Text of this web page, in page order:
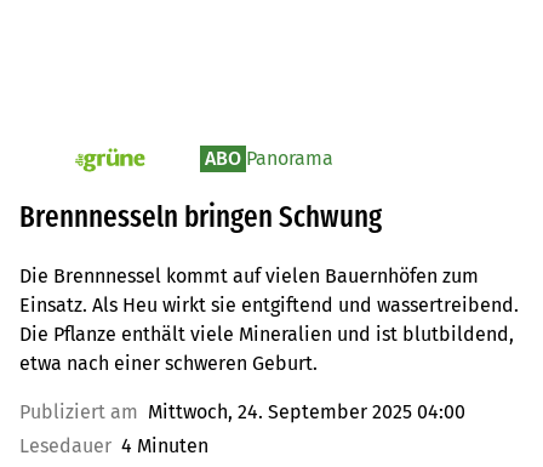
pv_die-grune-online ABO Panorama
Brennnesseln bringen Schwung
Die Brennnessel kommt auf vielen Bauernhöfen zum
Einsatz. Als Heu wirkt sie entgiftend und wassertreibend.
Die Pflanze enthält viele Mineralien und ist blutbildend,
etwa nach einer schweren Geburt.
Publiziert am Mittwoch, 24. September 2025 04:00
Lesedauer 4 Minuten